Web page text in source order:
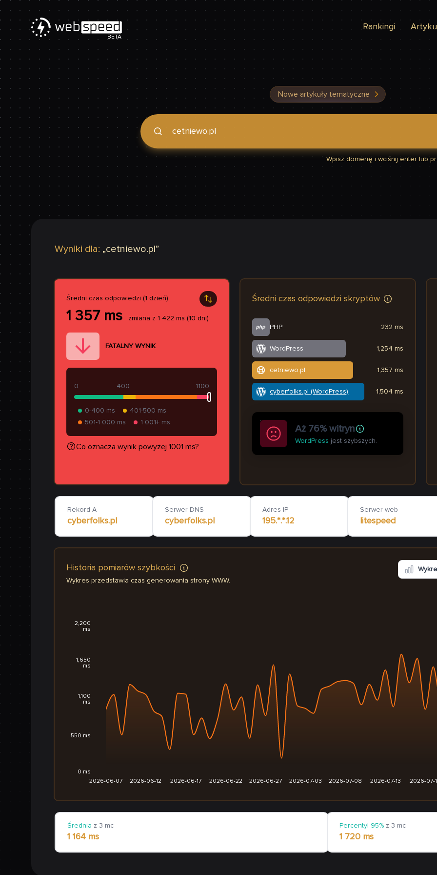
BETA
Rankingi
Nowe artykuły tematyczne
Podaj domenę, by sprawdzić, czy Twoja strona jest szybka
Wpisz domenę i wciśnij enter lub
Wyniki dla: „cetniewo.pl ”
Średni czas odpowiedzi (1 dzień)
1 357ms zmiana z 1 422 ms (10 dni)
FATALNY WYNIK
400
0 1100
0-400 ms
401-500 ms
501-1 000 ms
1 001+ ms
Co oznacza wynik powyżej 1001 ms?
Średni czas odpowiedzi skryptów
PHP
WordPress
cetniewo.pl
cyberfolks.pl (WordPress)
232 ms
1,254 ms
1,357 ms
1,504 ms
Aż 76% witryn
WordPress jest szybszych.
Rekord A
cyberfolks.pl
Serwer DNS
cyberfolks.pl
Adres IP
195.*.*.12
Serwer web
litespeed
Historia pomiarów szybkości
Wykres przedstawia czas generowania strony WWW.
2026-06-07 2026-06-12 2026-06-17 2026-06-22 2026-06-27 2026-07-03 2026-07-08 2026-07-13 2026-07-
0 ms
550 ms
1,100
ms
1,650
ms
2,200
ms
Średnia z 3 mc
1 164 ms
Percentyl 95% z 3 mc
1 720 ms